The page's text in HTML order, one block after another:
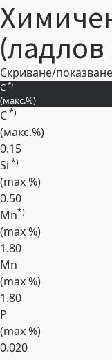
Скриване/
C *)
(макс.%)
C*)
(макс.%)
0.15
Si *)
(max%)
0.50
Mn*)
(max%)
1.80
Mn
(max%)
1.80
P
(max%)
0.020